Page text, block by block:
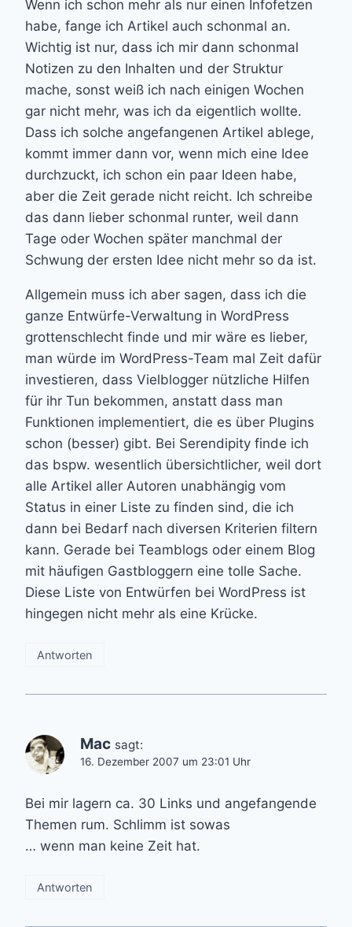
Wenn ich schon mehr als nur einen Infofetzen
habe, fange ich Artikel auch schonmal an.
Wichtig ist nur, dass ich mir dann schonmal
Notizen zu den Inhalten und der Struktur
mache, sonst weiß ich nach einigen Wochen
gar nicht mehr, was ich da eigentlich wollte.
Dass ich solche angefangenen Artikel ablege,
kommt immer dann vor, wenn mich eine Idee
durchzuckt, ich schon ein paar Ideen habe,
aber die Zeit gerade nicht reicht. Ich schreibe
das dann lieber schonmal runter, weil dann
Tage oder Wochen später manchmal der
Schwung der ersten Idee nicht mehr so da ist.
Allgemein muss ich aber sagen, dass ich die
ganze Entwürfe-Verwaltung in WordPress
grottenschlecht finde und mir wäre es lieber,
man würde im WordPress-Team mal Zeit dafür
investieren, dass Vielblogger nützliche Hilfen
für ihr Tun bekommen, anstatt dass man
Funktionen implementiert, die es über Plugins
schon (besser) gibt. Bei Serendipity finde ich
das bspw. wesentlich übersichtlicher, weil dort
alle Artikel aller Autoren unabhängig vom
Status in einer Liste zu finden sind, die ich
dann bei Bedarf nach diversen Kriterien filtern
kann. Gerade bei Teamblogs oder einem Blog
mit häufigen Gastbloggern eine tolle Sache.
Diese Liste von Entwürfen bei WordPress ist
hingegen nicht mehr als eine Krücke.
Antworten
Mac sagt:
16. Dezember 2007 um 23:01 Uhr
Bei mir lagern ca. 30 Links und angefangende
Themen rum. Schlimm ist sowas
… wenn man keine Zeit hat.
Antworten